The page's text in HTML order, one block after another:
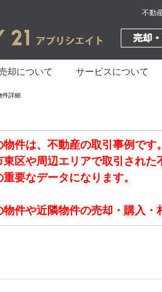
不動
却について サービスについて
件詳細
物件は、不動産の取引事例です。
東区や周辺エリアで取引され
要なデータになります。
物件や近隣物件の売却・購入・